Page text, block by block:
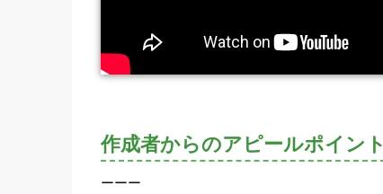
作成者からのアピールポイント
ーーー